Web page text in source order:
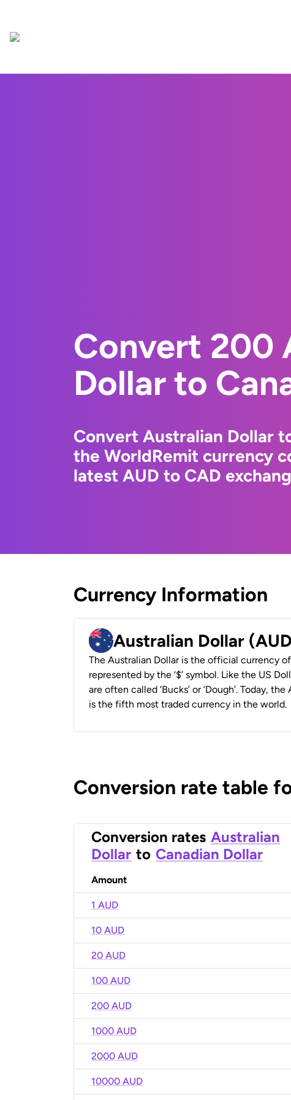
Convert 200
Dollar to
Convert Australian Dollar
the WorldRemit currency
latest AUD to CAD
Currency Information
Australian Dollar
The Australian Dollar is the official currency
represented by the ‘$’ symbol. Like the US
are often called ‘Bucks’ or ‘Dough’. Today,
is the fifth most traded currency in the world.
Conversion rate table
Conversion rates Australian
Dollar to Canadian Dollar
Amount
1 AUD
10 AUD
20 AUD
100 AUD
200 AUD
1000 AUD
2000 AUD
10000 AUD